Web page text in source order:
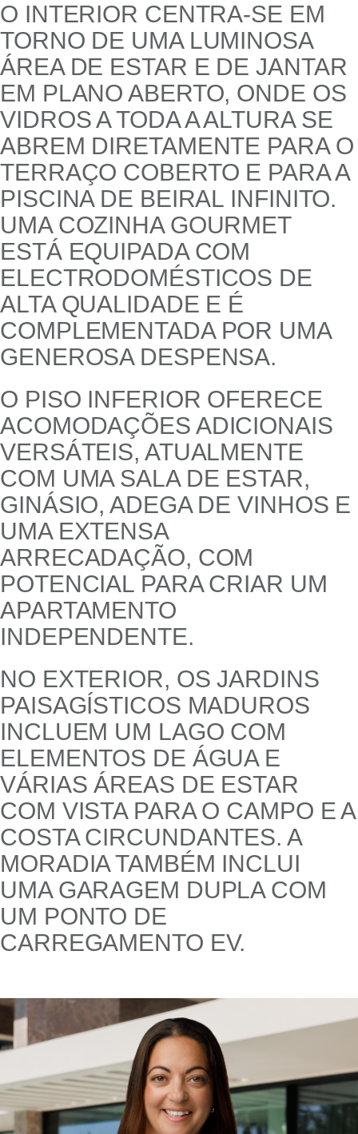
O INTERIOR CENTRA-SE EM
TORNO DE UMA LUMINOSA
ÁREA DE ESTAR E DE JANTAR
EM PLANO ABERTO, ONDE OS
VIDROS A TODA A ALTURA SE
ABREM DIRETAMENTE PARA O
TERRAÇO COBERTO E PARA A
PISCINA DE BEIRAL INFINITO.
UMA COZINHA GOURMET
ESTÁ EQUIPADA COM
ELECTRODOMÉSTICOS DE
ALTA QUALIDADE E É
COMPLEMENTADA POR UMA
GENEROSA DESPENSA.
O PISO INFERIOR OFERECE
ACOMODAÇÕES ADICIONAIS
VERSÁTEIS, ATUALMENTE
COM UMA SALA DE ESTAR,
GINÁSIO, ADEGA DE VINHOS E
UMA EXTENSA
ARRECADAÇÃO, COM
POTENCIAL PARA CRIAR UM
APARTAMENTO
INDEPENDENTE.
NO EXTERIOR, OS JARDINS
PAISAGÍSTICOS MADUROS
INCLUEM UM LAGO COM
ELEMENTOS DE ÁGUA E
VÁRIAS ÁREAS DE ESTAR
COM VISTA PARA O CAMPO E A
COSTA CIRCUNDANTES. A
MORADIA TAMBÉM INCLUI
UMA GARAGEM DUPLA COM
UM PONTO DE
CARREGAMENTO EV.